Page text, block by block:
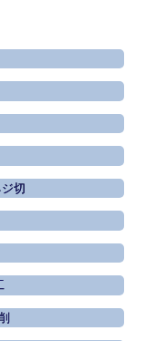
切